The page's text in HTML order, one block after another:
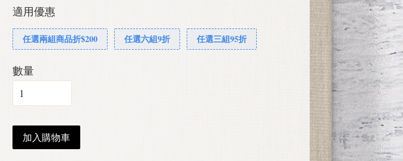
適用優惠
任選兩組商品折$200 任選六組9折 任選三組95折
數量
加入購物車